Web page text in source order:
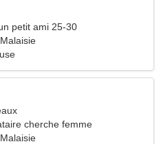
petit ami 25-30
cherche femme